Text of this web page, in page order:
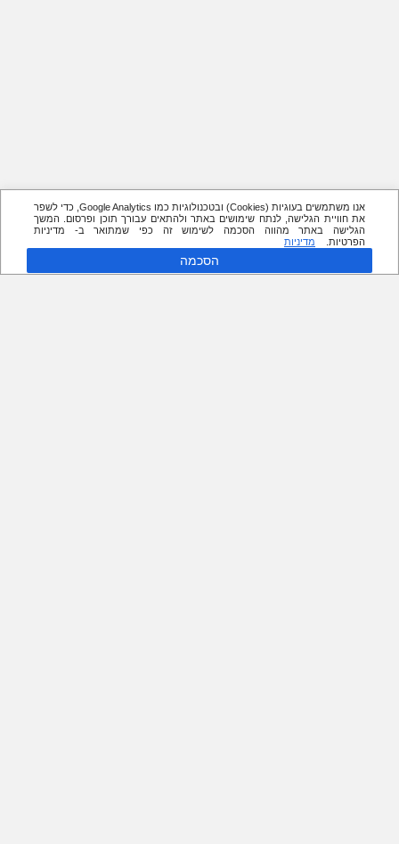
אנו משתמשים בעוגיות (Cookies) ובטכנולוגיות כמו Google Analytics, כדי לשפר
את חוויית הגלישה, לנתח שימושים באתר ולהתאים עבורך תוכן ופרסום. המשך
הגלישה באתר מהווה הסכמה לשימוש זה כפי שמתואר ב- מדיניות
הפרטיות.
מדיניות
הסכמה